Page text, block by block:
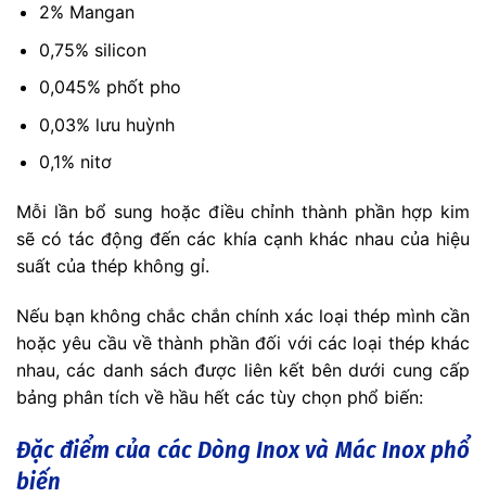
2% Mangan
0,75% silicon
0,045% phốt pho
0,03% lưu huỳnh
0,1% nitơ
Mỗi lần bổ sung hoặc điều chỉnh thành phần hợp kim
sẽ có tác động đến các khía cạnh khác nhau của hiệu
suất của thép không gỉ.
Nếu bạn không chắc chắn chính xác loại thép mình cần
hoặc yêu cầu về thành phần đối với các loại thép khác
nhau, các danh sách được liên kết bên dưới cung cấp
bảng phân tích về hầu hết các tùy chọn phổ biến:
Đặc điểm của các Dòng Inox và Mác Inox phổ
biến